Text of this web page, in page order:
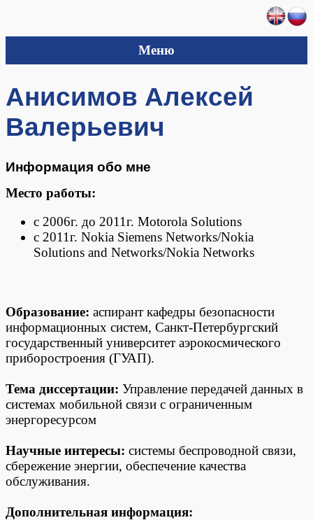
Меню
Анисимов Алексей
Валерьевич
Информация обо мне
Место работы:
с 2006г. до 2011г. Motorola Solutions
с 2011г. Nokia Siemens Networks/Nokia
Solutions and Networks/Nokia Networks
Образование: аспирант кафедры безопасности
информационных систем, Санкт-Петербургский
государственный университет аэрокосмического
приборостроения (ГУАП).
Тема диссертации: Управление передачей данных в
системах мобильной связи с ограниченным
энергоресурсом
Научные интересы: системы беспроводной связи,
сбережение энергии, обеспечение качества
обслуживания.
Дополнительная информация: